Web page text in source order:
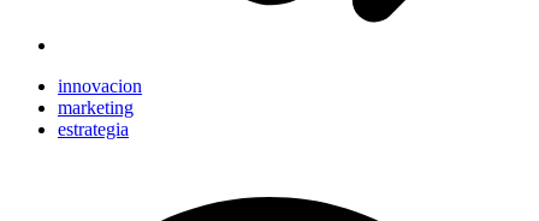
innovacion
marketing
estrategia